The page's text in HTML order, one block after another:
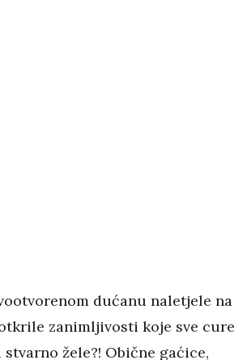
dućanu naletjele na
zanimljivosti koje sve cure
žele?! Obične gaćice,